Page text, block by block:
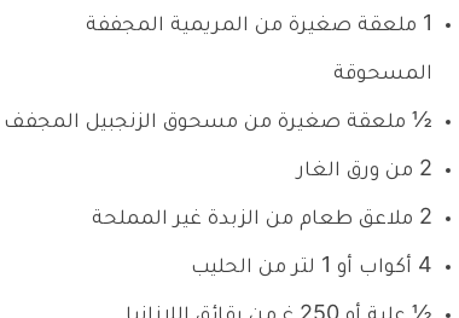
1 ملعقة صغيرة من المريمية المجففة
المسحوقة
½ ملعقة صغيرة من مسحوق الزنجبيل المجفف
2 من ورق الغار
2 ملاعق طعام من الزبدة غير المملحة
4 أكواب أو 1 لتر من الحليب